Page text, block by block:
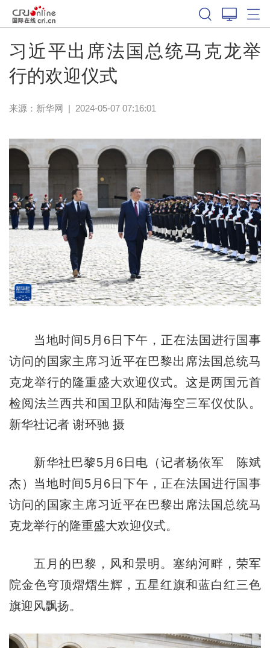
习近平出席法国总统马克龙举
行的欢迎仪式
来源： 新华网 | 2024-05-07 07:16:01
当地时间5月6日下午，正在法国进行国事
访问的国家主席习近平在巴黎出席法国总统马
克龙举行的隆重盛大欢迎仪式。这是两国元首
检阅法兰西共和国卫队和陆海空三军仪仗队。
新华社记者 谢环驰 摄
新华社巴黎5月6日电（记者杨依军 陈斌
杰）当地时间5月6日下午，正在法国进行国事
访问的国家主席习近平在巴黎出席法国总统马
克龙举行的隆重盛大欢迎仪式。
五月的巴黎，风和景明。塞纳河畔，荣军
院金色穹顶熠熠生辉，五星红旗和蓝白红三色
旗迎风飘扬。